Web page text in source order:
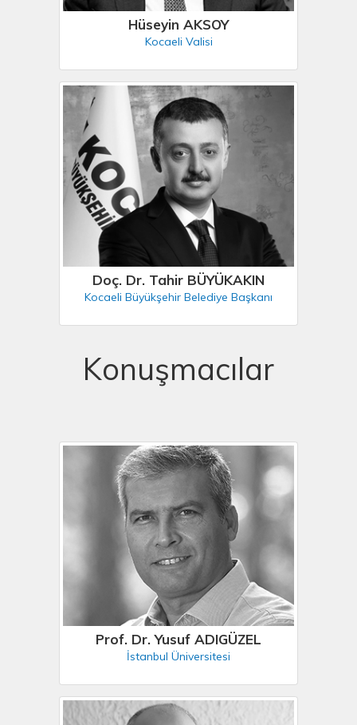
Hüseyin AKSOY
Kocaeli Valisi
Doç. Dr. Tahir BÜYÜKAKIN
Kocaeli Büyükşehir Belediye Başkanı
Konuşmacılar
Prof. Dr. Yusuf ADIGÜZEL
İstanbul Üniversitesi